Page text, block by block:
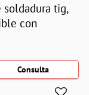
soldadura tig,
con